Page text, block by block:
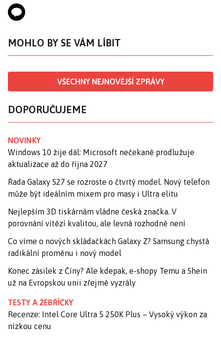
MOHLO BY SE VÁM LÍBIT
VŠECHNY NEJNOVĚJŠÍ ZPRÁVY
DOPORUČUJEME
NOVINKY
Windows 10 žije dál: Microsoft nečekaně prodlužuje
aktualizace až do října 2027
Řada Galaxy S27 se rozroste o čtvrtý model. Nový telefon
může být ideálním mixem pro masy i Ultra elitu
Nejlepším 3D tiskárnám vládne česká značka. V
porovnání vítězí kvalitou, ale levná rozhodně není
Co víme o nových skládačkách Galaxy Z? Samsung chystá
radikální proměnu i nový model
Konec zásilek z Číny? Ale kdepak, e-shopy Temu a Shein
už na Evropskou unii zřejmě vyzrály
TESTY A ŽEBŘÍČKY
Recenze: Intel Core Ultra 5 250K Plus – Vysoký výkon za
nízkou cenu